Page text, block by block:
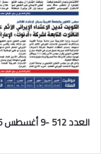
العدد 512 -9 أغسطس 2026 - السنة الثالثة